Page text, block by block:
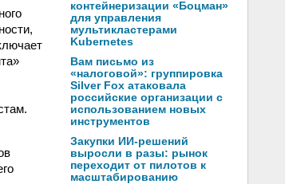
контейнеризации «Боцман»
для управления
мультикластерами
Kubernetes
Вам письмо из
«налоговой»: группировка
Silver Fox атаковала
российские организации с
использованием новых
инструментов
Закупки ИИ-решений
выросли в разы: рынок
переходит от пилотов к
масштабированию